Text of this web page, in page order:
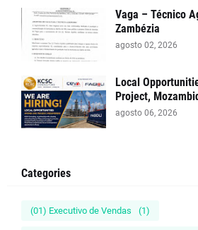
Vaga – Técnico
Zambézia
agosto 02, 2026
Local
Project,
agosto 06, 2026
Categories
(01) Executivo de Vendas (1)